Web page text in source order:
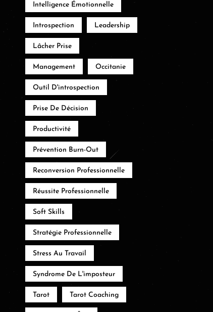
Intelligence Émotionnelle
Introspection Leadership
Lâcher Prise
Management Occitanie
Outil D'introspection
Prise De Décision
Productivité
Prévention Burn-Out
Reconversion Professionnelle
Réussite Professionnelle
Soft Skills
Stratégie Professionnelle
Stress Au Travail
Syndrome De L'imposteur
Tarot Tarot Coaching